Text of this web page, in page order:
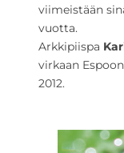
viimeistään
vuotta.
Arkkipiispa
virkaan
2012.